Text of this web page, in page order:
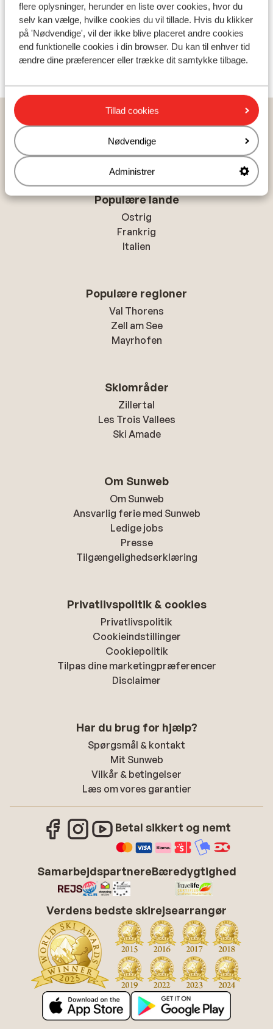
flere oplysninger, herunder en liste over cookies, hvor du
selv kan vælge, hvilke cookies du vil tillade. Hvis du klikker
på 'Nødvendige', vil der ikke blive placeret andre cookies
end funktionelle cookies i din browser. Du kan til enhver tid
ændre dine præferencer eller trække dit samtykke tilbage.
Tillad cookies
Nødvendige
Administrer
Undervisning
Skileje
Hjem Norge Trysil
Trysil
Skistar Lodge Trysil
Populære lande
Ostrig
Frankrig
Italien
Populære regioner
Val Thorens
Zell am See
Mayrhofen
Skiområder
Zillertal
Les Trois Vallees
Ski Amade
Om Sunweb
Om Sunweb
Ansvarlig ferie med Sunweb
Ledige jobs
Presse
Tilgængelighedserklæring
Privatlivspolitik & cookies
Privatlivspolitik
Cookieindstillinger
Cookiepolitik
Tilpas dine marketingpræferencer
Disclaimer
Har du brug for hjælp?
Spørgsmål & kontakt
Mit Sunweb
Vilkår & betingelser
Læs om vores garantier
Betal sikkert og nemt
SamarbejdspartnereBæredygtighed
Verdens bedste skirejsearrangør